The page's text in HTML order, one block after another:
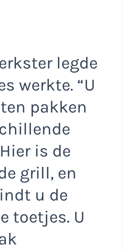
legde
werkte. “U
pakken
is de
grill, en
u de
toetjes. U